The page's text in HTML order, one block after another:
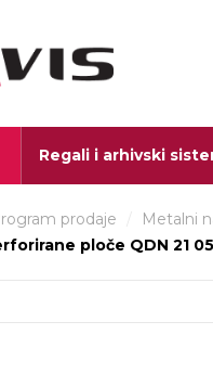
Regali i arhivski
prodaje Metalni
ploče QDN 21 05